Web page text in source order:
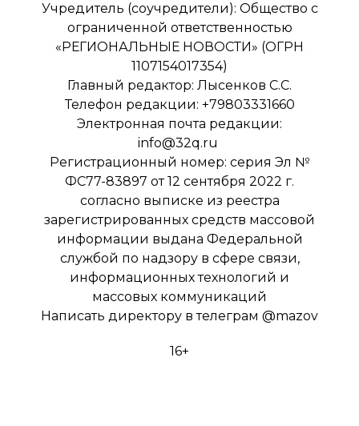
Учредитель (соучредители): Общество с
ограниченной ответственностью
«РЕГИОНАЛЬНЫЕ НОВОСТИ» (ОГРН
1107154017354)
Главный редактор: Лысенков С.С.
Телефон редакции: +79803331660
Электронная почта редакции:
info@32q.ru
Регистрационный номер: серия Эл №
ФС77-83897 от 12 сентября 2022 г.
согласно выписке из реестра
зарегистрированных средств массовой
информации выдана Федеральной
службой по надзору в сфере связи,
информационных технологий и
массовых коммуникаций
Написать директору в телеграм @mazov
16+